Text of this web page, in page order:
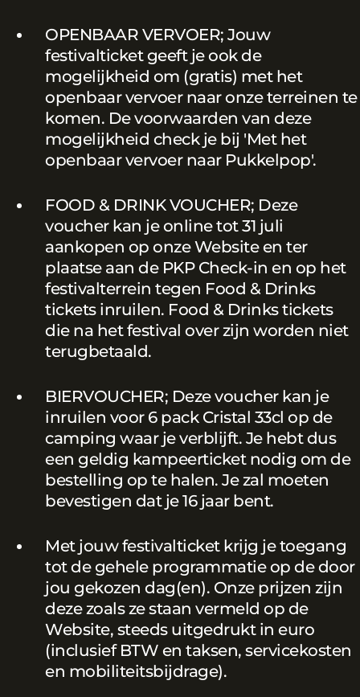
OPENBAAR VERVOER; Jouw
festivalticket geeft je ook de
mogelijkheid om (gratis) met het
openbaar vervoer naar onze terreinen te
komen. De voorwaarden van deze
mogelijkheid check je bij 'Met het
openbaar vervoer naar Pukkelpop'.
FOOD & DRINK VOUCHER; Deze
voucher kan je online tot 31 juli
aankopen op onze Website en ter
plaatse aan de PKP Check-in en op het
festivalterrein tegen Food & Drinks
tickets inruilen. Food & Drinks tickets
die na het festival over zijn worden niet
terugbetaald.
BIERVOUCHER; Deze voucher kan je
inruilen voor 6 pack Cristal 33cl op de
camping waar je verblijft. Je hebt dus
een geldig kampeerticket nodig om de
bestelling op te halen. Je zal moeten
bevestigen dat je 16 jaar bent.
Met jouw festivalticket krijg je toegang
tot de gehele programmatie op de door
jou gekozen dag(en). Onze prijzen zijn
deze zoals ze staan vermeld op de
Website, steeds uitgedrukt in euro
(inclusief BTW en taksen, servicekosten
en mobiliteitsbijdrage).